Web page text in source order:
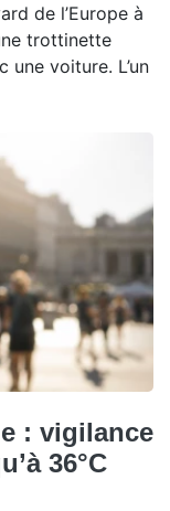
de l’Europe à
trottinette
une voiture. L’un
: vigilance
36°C